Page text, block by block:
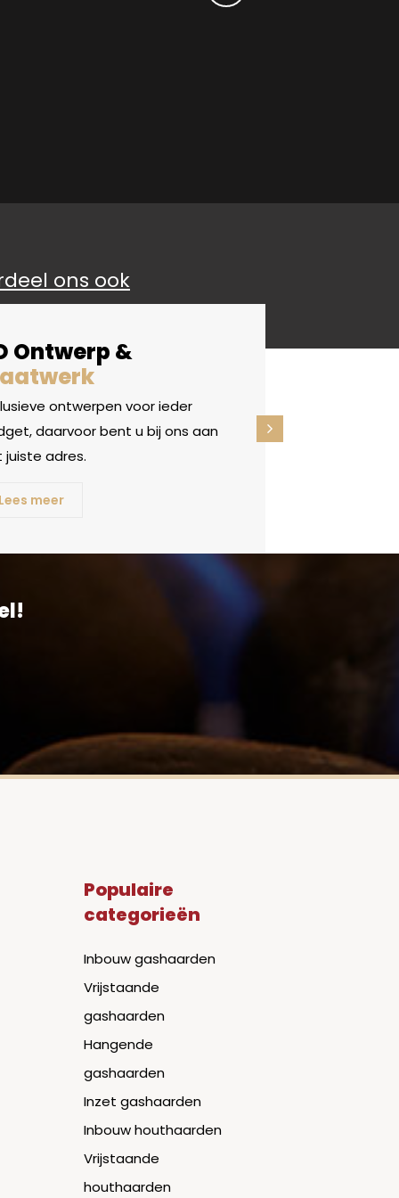
ons ook
Ontwerp &
ontwerpen voor ieder
daarvoor bent u bij ons aan
juiste adres.
Lees meer
Populaire
categorieën
Inbouw gashaarden
Vrijstaande
gashaarden
Hangende
gashaarden
Inzet gashaarden
Inbouw houthaarden
Vrijstaande
houthaarden